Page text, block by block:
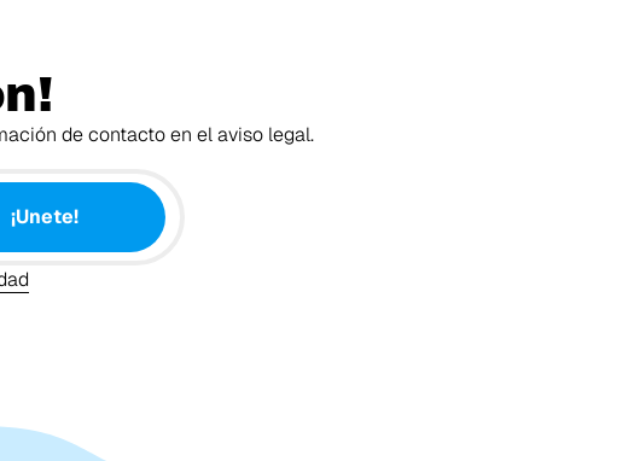
de contacto en el aviso legal.
¡Unete!